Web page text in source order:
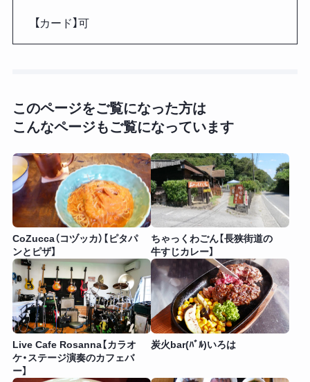
【カード】可
このページをご覧になった方は
こんなページもご覧になっています
CoZucca（コヅッカ）【ピタパ
ンとピザ】
ちゃっくわごん【長狭街道の
牛すじカレー】
Live Cafe Rosanna【カラオ
ケ・ステージ演奏のカフェバ
ー】
炭火bar(ﾊﾞﾙ)いろは